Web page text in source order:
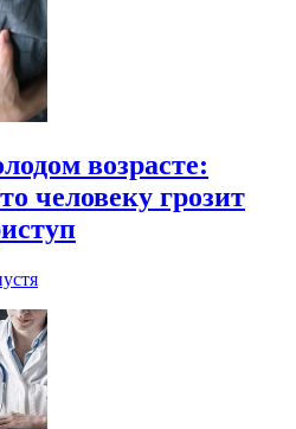
возрасте:
человеку грозит